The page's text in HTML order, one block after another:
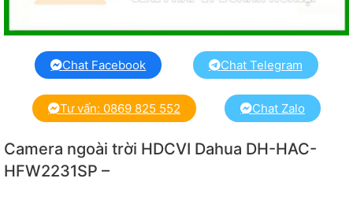
Chat Facebook Chat Telegram
Tư vấn: 0869 825 552 Chat Zalo
Camera ngoài trời HDCVI Dahua DH-HAC-
HFW2231SP –